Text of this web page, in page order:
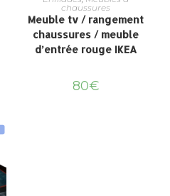
chaussures
Meuble tv / rangement
chaussures / meuble
d’entrée rouge IKEA
80€